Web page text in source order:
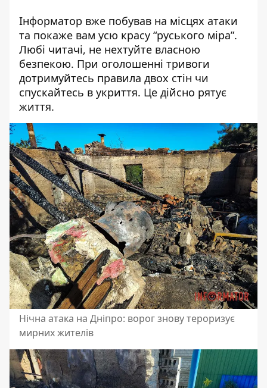
Інформатор вже побував на місцях атаки
та покаже вам усю красу “руського міра”.
Любі читачі, не нехтуйте власною
безпекою. При оголошенні тривоги
дотримуйтесь правила двох стін чи
спускайтесь в укриття. Це дійсно рятує
життя.
Нічна атака на Дніпро: ворог знову тероризує
мирних жителів